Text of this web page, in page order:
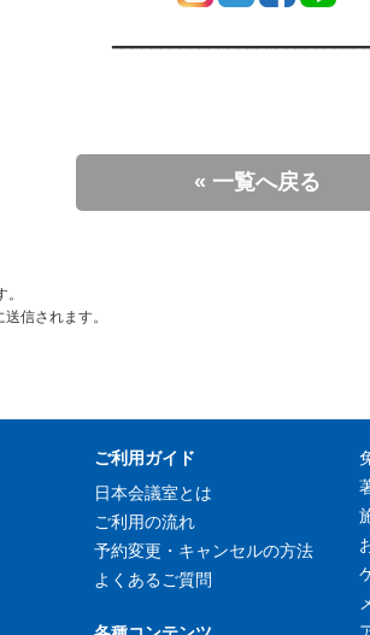
« 一覧へ戻る
信されます。
ご利用ガイド
日本会議室とは
ご利用の流れ
予約変更・キャンセルの方法
よくあるご質問